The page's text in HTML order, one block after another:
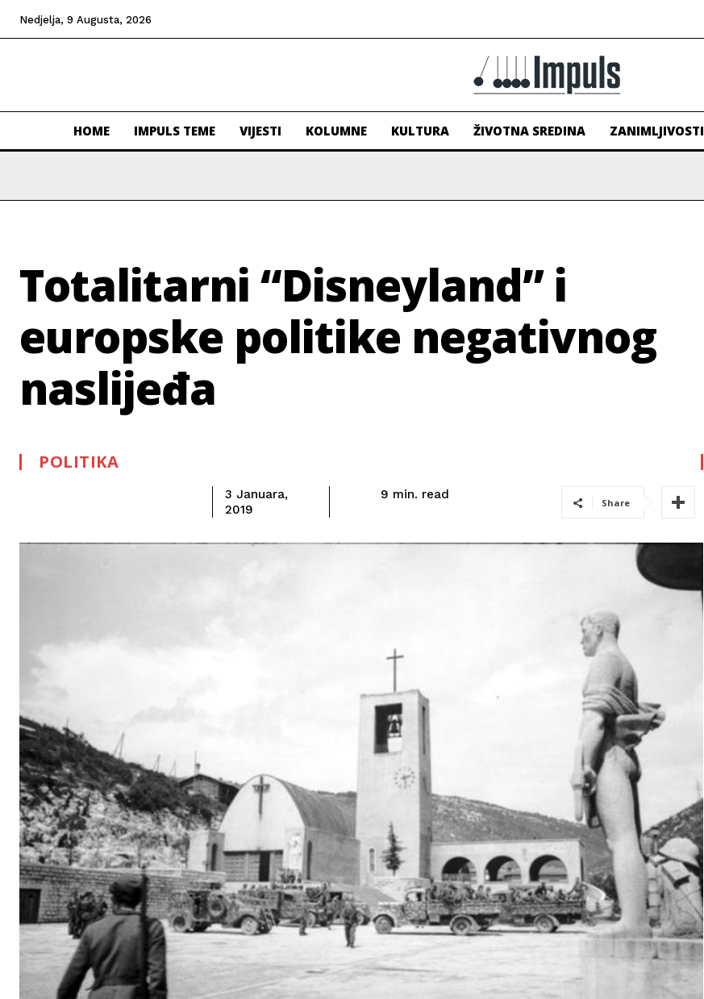
Nedjelja, 9 Augusta, 2026
HOME IMPULS TEME VIJESTI KOLUMNE KULTURA ŽIVOTNA SREDINA ZANIMLJIVOSTI
Totalitarni “Disneyland” i
europske politike negativnog
naslijeđa
POLITIKA
3 Januara,
2019
9 min. read
Share